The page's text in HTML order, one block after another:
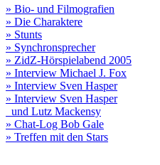
» Bio- und Filmografien
» Die Charaktere
» Stunts
» Synchronsprecher
» ZidZ-Hörspielabend 2005
» Interview Michael J. Fox
» Interview Sven Hasper
» Interview Sven Hasper
und Lutz Mackensy
» Chat-Log Bob Gale
» Treffen mit den Stars